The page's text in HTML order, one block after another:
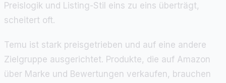
Preislogik und Listing-Stil eins zu eins überträgt,
scheitert oft.
Temu ist stark preisgetrieben und auf eine andere
Zielgruppe ausgerichtet. Produkte, die auf Amazon
über Marke und Bewertungen verkaufen, brauchen